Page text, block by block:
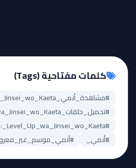
كلمات مفتاحية (Tags)
#أنمي_